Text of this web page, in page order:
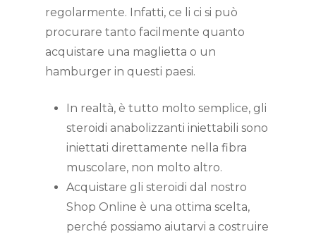
regolarmente. Infatti, ce li ci si può
procurare tanto facilmente quanto
acquistare una maglietta o un
hamburger in questi paesi.
In realtà, è tutto molto semplice, gli
steroidi anabolizzanti iniettabili sono
iniettati direttamente nella fibra
muscolare, non molto altro.
Acquistare gli steroidi dal nostro
Shop Online è una ottima scelta,
perché possiamo aiutarvi a costruire